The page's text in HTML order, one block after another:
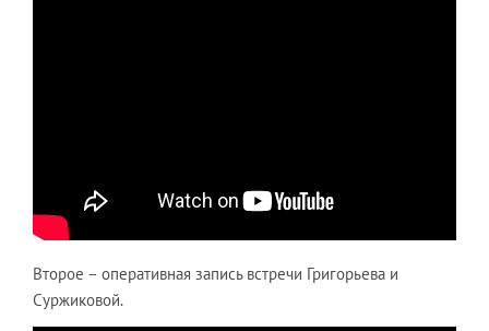
Второе – оперативная запись встречи Григорьева и
Суржиковой.